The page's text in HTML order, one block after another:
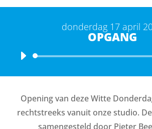
donderdag 17 april
OPGANG
Audiospeler
Opening van deze Witte
rechtstreeks vanuit onze studio.
samengesteld door Pieter